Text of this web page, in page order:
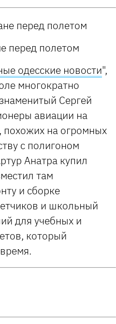
перед полетом
одесские новости",
многократно
Сергей
авиации на
похожих на огромных
с полигоном
Анатра купил
там
и сборке
и школьный
для учебных и
который